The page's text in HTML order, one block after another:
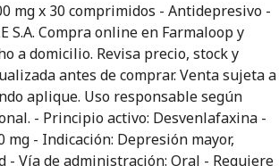
mg x 30 comprimidos - Antidepresivo -
S.A. Compra online en Farmaloop y
a domicilio. Revisa precio, stock y
antes de comprar. Venta sujeta a
aplique. Uso responsable según
- Principio activo: Desvenlafaxina -
mg - Indicación: Depresión mayor,
- Vía de administración: Oral - Requiere